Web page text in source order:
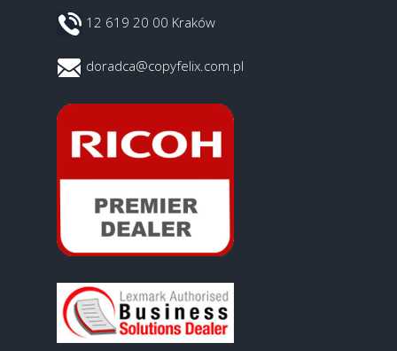
12 619 20 00 Kraków
doradca@copyfelix.com.pl